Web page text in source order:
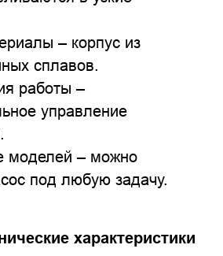
– корпус из
сплавов.
работы –
управление
моделей – можно
под любую задачу.
характеристики